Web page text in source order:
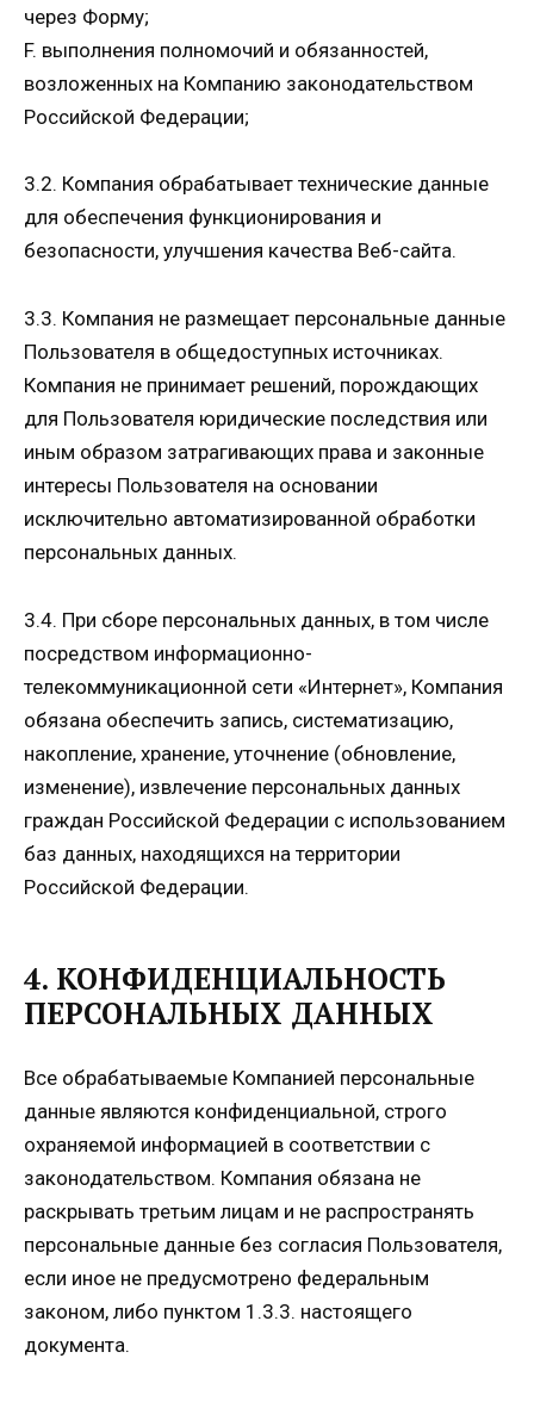
через Форму;
F. выполнения полномочий и обязанностей,
возложенных на Компанию законодательством
Российской Федерации;
3.2. Компания обрабатывает технические данные
для обеспечения функционирования и
безопасности, улучшения качества Веб-сайта.
3.3. Компания не размещает персональные данные
Пользователя в общедоступных источниках.
Компания не принимает решений, порождающих
для Пользователя юридические последствия или
иным образом затрагивающих права и законные
интересы Пользователя на основании
исключительно автоматизированной обработки
персональных данных.
3.4. При сборе персональных данных, в том числе
посредством информационно-
телекоммуникационной сети «Интернет», Компания
обязана обеспечить запись, систематизацию,
накопление, хранение, уточнение (обновление,
изменение), извлечение персональных данных
граждан Российской Федерации с использованием
баз данных, находящихся на территории
Российской Федерации.
4. КОНФИДЕНЦИАЛЬНОСТЬ
ПЕРСОНАЛЬНЫХ ДАННЫХ
Все обрабатываемые Компанией персональные
данные являются конфиденциальной, строго
охраняемой информацией в соответствии с
законодательством. Компания обязана не
раскрывать третьим лицам и не распространять
персональные данные без согласия Пользователя,
если иное не предусмотрено федеральным
законом, либо пунктом 1.3.3. настоящего
документа.